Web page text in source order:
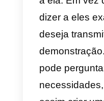
A ideia
dos mais
deve
antes de